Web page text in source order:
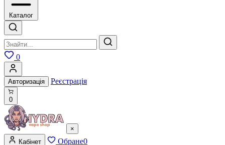
Каталог
0
Авторизація Реєстрація
0
×
Кабінет
Обране0